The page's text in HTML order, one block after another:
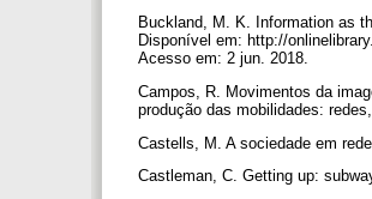
Buckland, M. K. Information as
Disponível em: http://
Acesso em: 2 jun. 2018.
Campos, R. Movimentos da
produção das mobilidades:
Castells, M. A sociedade em
Castleman, C. Getting up: